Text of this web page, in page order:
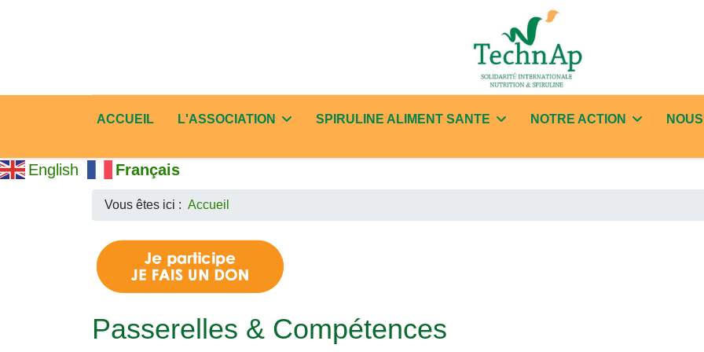
ACCUEIL L'ASSOCIATION SPIRULINE ALIMENT SANTE NOTRE ACTION
English Français
Vous êtes ici : Accueil
Passerelles & Compétences